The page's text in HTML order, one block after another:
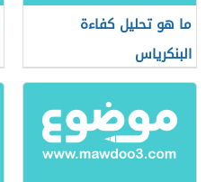
ما هو تحليل كفاءة
البنكرياس